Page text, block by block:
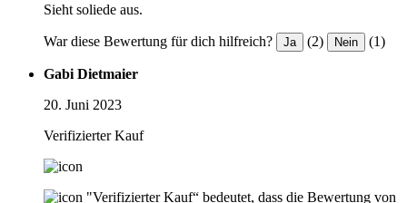
Sieht soliede aus.
War diese Bewertung für dich hilfreich? Ja (2) Nein (1)
Gabi Dietmaier
20. Juni 2023
Verifizierter Kauf
"Verifizierter Kauf“ bedeutet, dass die Bewertung von